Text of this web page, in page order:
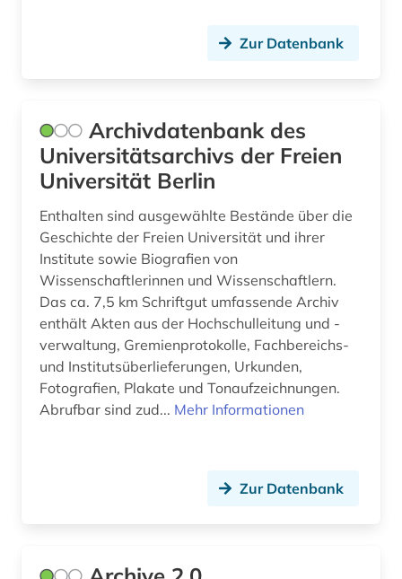
landesarchiv thüringen - staatsarchiv gotha
(1)
landeskunde (1)
lateinamerika (1)
lehrmittel (2)
leichenpredigt (1)
liechtenstein (1)
literaturdatenbank (1)
länderkunde (1)
Zur Datenbank
Archivdatenbank des
Universitätsarchivs der Freien
Universität Berlin
Enthalten sind ausgewählte Bestände über die
Geschichte der Freien Universität und ihrer
Institute sowie Biografien von
Wissenschaftlerinnen und Wissenschaftlern.
Das ca. 7,5 km Schriftgut umfassende Archiv
enthält Akten aus der Hochschulleitung und -
verwaltung, Gremienprotokolle, Fachbereichs-
und Institutsüberlieferungen, Urkunden,
Fotografien, Plakate und Tonaufzeichnungen.
Abrufbar sind zud... Mehr Informationen
Zur Datenbank